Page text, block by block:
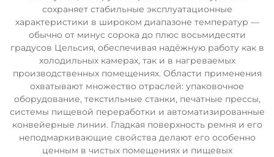
сохраняет стабильные эксплуатационные
характеристики в широком диапазоне температур —
обычно от минус сорока до плюс восьмидесяти
градусов Цельсия, обеспечивая надёжную работу как в
холодильных камерах, так и в нагреваемых
производственных помещениях. Области применения
охватывают множество отраслей: упаковочное
оборудование, текстильные станки, печатные прессы,
системы пищевой переработки и автоматизированные
конвейерные линии. Гладкая поверхность ремня и его
неподмаркивающие свойства делают его особенно
ценным в чистых помещениях и пищевых